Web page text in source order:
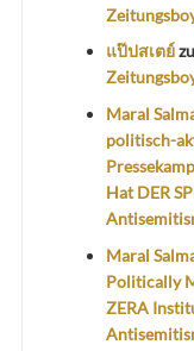
แป๊ปสเตย์zu
Maral
politisch-
Hat DER
Maral
Politically
ZERA